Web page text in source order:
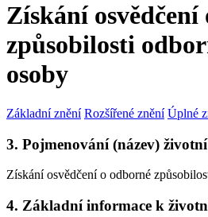
Získání osvědčení
způsobilosti
osoby
Základní znění Rozšířené znění Úplné
3. Pojmenování (název)
Získání osvědčení o odborné
4. Základní informace k